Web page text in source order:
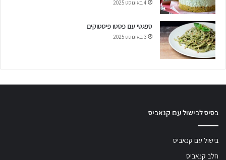
4 באוגוסט 2025
ספגטי עם פסטו פיסטוקים
3 באוגוסט 2025
בסיס לבישול עם קנאביס
בישול עם קנאביס
חלב קנאביס